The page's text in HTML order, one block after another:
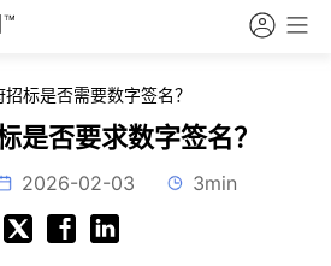
标是否需要数字签名？
是否要求数字签名？
2026-02-03 3min